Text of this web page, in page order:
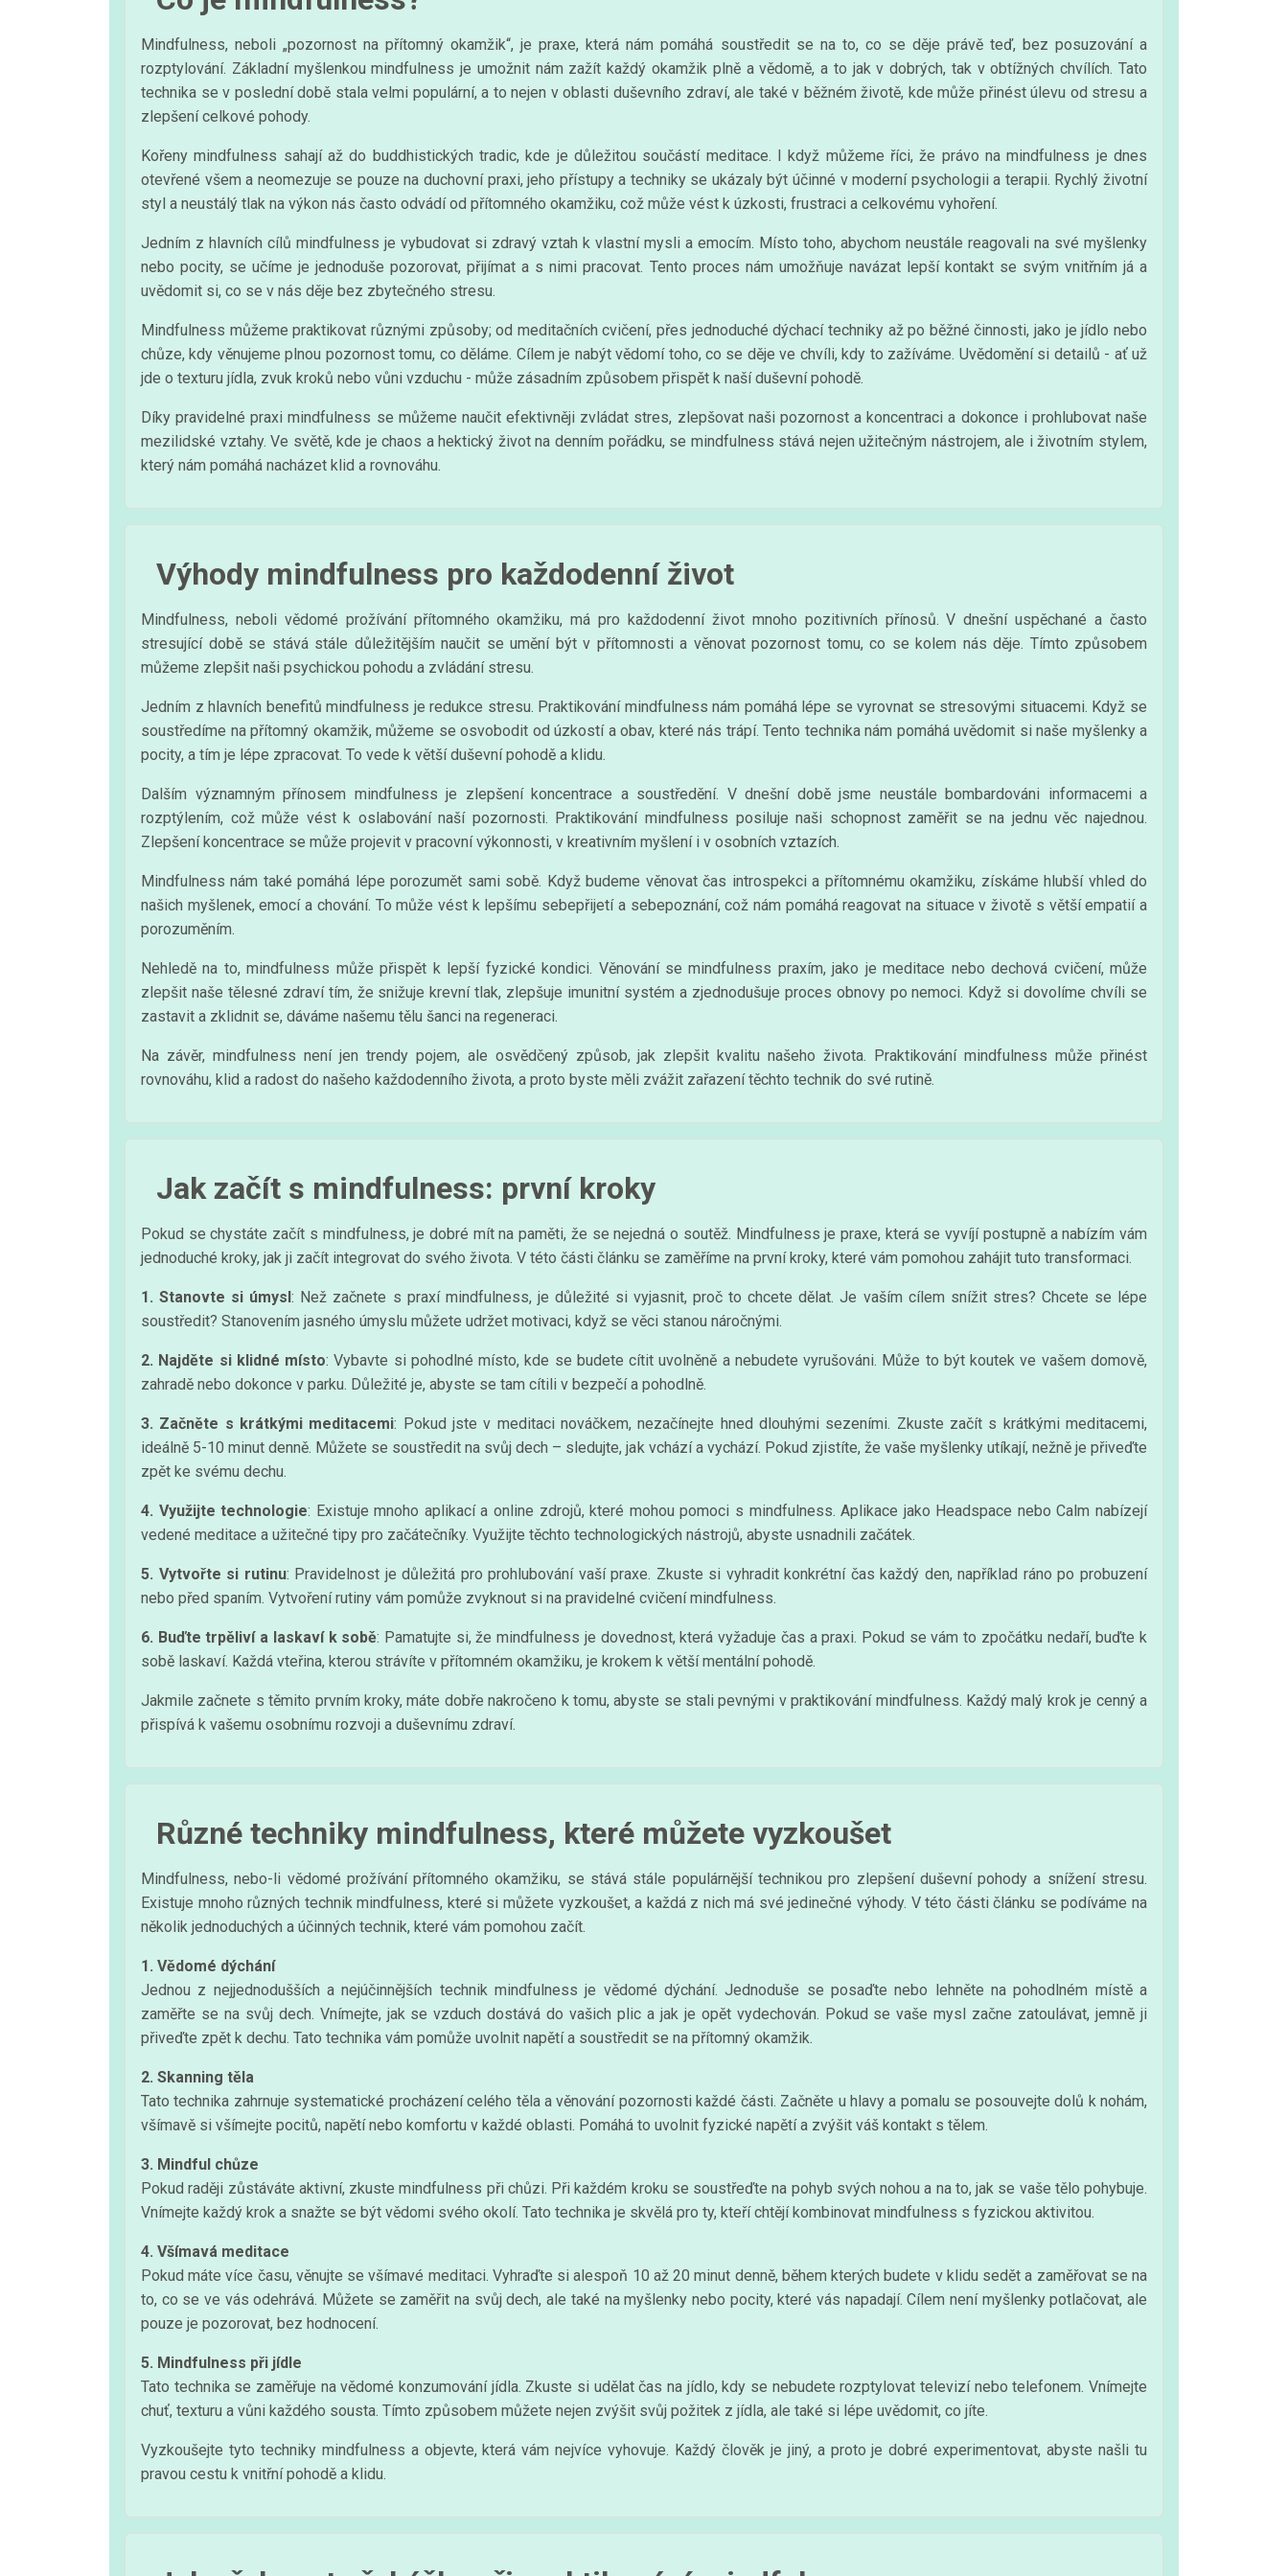
Mindfulness, neboli „pozornost na přítomný okamžik“, je praxe, která nám pomáhá soustředit se na to, co se děje právě teď, bez posuzování a
rozptylování. Základní myšlenkou mindfulness je umožnit nám zažít každý okamžik plně a vědomě, a to jak v dobrých, tak v obtížných chvílích. Tato
technika se v poslední době stala velmi populární, a to nejen v oblasti duševního zdraví, ale také v běžném životě, kde může přinést úlevu od stresu a
zlepšení celkové pohody.
Kořeny mindfulness sahají až do buddhistických tradic, kde je důležitou součástí meditace. I když můžeme říci, že právo na mindfulness je dnes
otevřené všem a neomezuje se pouze na duchovní praxi, jeho přístupy a techniky se ukázaly být účinné v moderní psychologii a terapii. Rychlý životní
styl a neustálý tlak na výkon nás často odvádí od přítomného okamžiku, což může vést k úzkosti, frustraci a celkovému vyhoření.
Jedním z hlavních cílů mindfulness je vybudovat si zdravý vztah k vlastní mysli a emocím. Místo toho, abychom neustále reagovali na své myšlenky
nebo pocity, se učíme je jednoduše pozorovat, přijímat a s nimi pracovat. Tento proces nám umožňuje navázat lepší kontakt se svým vnitřním já a
uvědomit si, co se v nás děje bez zbytečného stresu.
Mindfulness můžeme praktikovat různými způsoby; od meditačních cvičení, přes jednoduché dýchací techniky až po běžné činnosti, jako je jídlo nebo
chůze, kdy věnujeme plnou pozornost tomu, co děláme. Cílem je nabýt vědomí toho, co se děje ve chvíli, kdy to zažíváme. Uvědomění si detailů - ať už
jde o texturu jídla, zvuk kroků nebo vůni vzduchu - může zásadním způsobem přispět k naší duševní pohodě.
Díky pravidelné praxi mindfulness se můžeme naučit efektivněji zvládat stres, zlepšovat naši pozornost a koncentraci a dokonce i prohlubovat naše
mezilidské vztahy. Ve světě, kde je chaos a hektický život na denním pořádku, se mindfulness stává nejen užitečným nástrojem, ale i životním stylem,
který nám pomáhá nacházet klid a rovnováhu.
Výhody mindfulness pro každodenní život
Mindfulness, neboli vědomé prožívání přítomného okamžiku, má pro každodenní život mnoho pozitivních přínosů. V dnešní uspěchané a často
stresující době se stává stále důležitějším naučit se umění být v přítomnosti a věnovat pozornost tomu, co se kolem nás děje. Tímto způsobem
můžeme zlepšit naši psychickou pohodu a zvládání stresu.
Jedním z hlavních benefitů mindfulness je redukce stresu. Praktikování mindfulness nám pomáhá lépe se vyrovnat se stresovými situacemi. Když se
soustředíme na přítomný okamžik, můžeme se osvobodit od úzkostí a obav, které nás trápí. Tento technika nám pomáhá uvědomit si naše myšlenky a
pocity, a tím je lépe zpracovat. To vede k větší duševní pohodě a klidu.
Dalším významným přínosem mindfulness je zlepšení koncentrace a soustředění. V dnešní době jsme neustále bombardováni informacemi a
rozptýlením, což může vést k oslabování naší pozornosti. Praktikování mindfulness posiluje naši schopnost zaměřit se na jednu věc najednou.
Zlepšení koncentrace se může projevit v pracovní výkonnosti, v kreativním myšlení i v osobních vztazích.
Mindfulness nám také pomáhá lépe porozumět sami sobě. Když budeme věnovat čas introspekci a přítomnému okamžiku, získáme hlubší vhled do
našich myšlenek, emocí a chování. To může vést k lepšímu sebepřijetí a sebepoznání, což nám pomáhá reagovat na situace v životě s větší empatií a
porozuměním.
Nehledě na to, mindfulness může přispět k lepší fyzické kondici. Věnování se mindfulness praxím, jako je meditace nebo dechová cvičení, může
zlepšit naše tělesné zdraví tím, že snižuje krevní tlak, zlepšuje imunitní systém a zjednodušuje proces obnovy po nemoci. Když si dovolíme chvíli se
zastavit a zklidnit se, dáváme našemu tělu šanci na regeneraci.
Na závěr, mindfulness není jen trendy pojem, ale osvědčený způsob, jak zlepšit kvalitu našeho života. Praktikování mindfulness může přinést
rovnováhu, klid a radost do našeho každodenního života, a proto byste měli zvážit zařazení těchto technik do své rutině.
Jak začít s mindfulness: první kroky
Pokud se chystáte začít s mindfulness, je dobré mít na paměti, že se nejedná o soutěž. Mindfulness je praxe, která se vyvíjí postupně a nabízím vám
jednoduché kroky, jak ji začít integrovat do svého života. V této části článku se zaměříme na první kroky, které vám pomohou zahájit tuto transformaci.
1. Stanovte si úmysl: Než začnete s praxí mindfulness, je důležité si vyjasnit, proč to chcete dělat. Je vaším cílem snížit stres? Chcete se lépe
soustředit? Stanovením jasného úmyslu můžete udržet motivaci, když se věci stanou náročnými.
2. Najděte si klidné místo: Vybavte si pohodlné místo, kde se budete cítit uvolněně a nebudete vyrušováni. Může to být koutek ve vašem domově,
zahradě nebo dokonce v parku. Důležité je, abyste se tam cítili v bezpečí a pohodlně.
3. Začněte s krátkými meditacemi: Pokud jste v meditaci nováčkem, nezačínejte hned dlouhými sezeními. Zkuste začít s krátkými meditacemi,
ideálně 5-10 minut denně. Můžete se soustředit na svůj dech – sledujte, jak vchází a vychází. Pokud zjistíte, že vaše myšlenky utíkají, nežně je přiveďte
zpět ke svému dechu.
4. Využijte technologie: Existuje mnoho aplikací a online zdrojů, které mohou pomoci s mindfulness. Aplikace jako Headspace nebo Calm nabízejí
vedené meditace a užitečné tipy pro začátečníky. Využijte těchto technologických nástrojů, abyste usnadnili začátek.
5. Vytvořte si rutinu: Pravidelnost je důležitá pro prohlubování vaší praxe. Zkuste si vyhradit konkrétní čas každý den, například ráno po probuzení
nebo před spaním. Vytvoření rutiny vám pomůže zvyknout si na pravidelné cvičení mindfulness.
6. Buďte trpěliví a laskaví k sobě: Pamatujte si, že mindfulness je dovednost, která vyžaduje čas a praxi. Pokud se vám to zpočátku nedaří, buďte k
sobě laskaví. Každá vteřina, kterou strávíte v přítomném okamžiku, je krokem k větší mentální pohodě.
Jakmile začnete s těmito prvním kroky, máte dobře nakročeno k tomu, abyste se stali pevnými v praktikování mindfulness. Každý malý krok je cenný a
přispívá k vašemu osobnímu rozvoji a duševnímu zdraví.
Různé techniky mindfulness, které můžete vyzkoušet
Mindfulness, nebo-li vědomé prožívání přítomného okamžiku, se stává stále populárnější technikou pro zlepšení duševní pohody a snížení stresu.
Existuje mnoho různých technik mindfulness, které si můžete vyzkoušet, a každá z nich má své jedinečné výhody. V této části článku se podíváme na
několik jednoduchých a účinných technik, které vám pomohou začít.
1. Vědomé dýchání
Jednou z nejjednodušších a nejúčinnějších technik mindfulness je vědomé dýchání. Jednoduše se posaďte nebo lehněte na pohodlném místě a
zaměřte se na svůj dech. Vnímejte, jak se vzduch dostává do vašich plic a jak je opět vydechován. Pokud se vaše mysl začne zatoulávat, jemně ji
přiveďte zpět k dechu. Tato technika vám pomůže uvolnit napětí a soustředit se na přítomný okamžik.
2. Skanning těla
Tato technika zahrnuje systematické procházení celého těla a věnování pozornosti každé části. Začněte u hlavy a pomalu se posouvejte dolů k nohám,
všímavě si všímejte pocitů, napětí nebo komfortu v každé oblasti. Pomáhá to uvolnit fyzické napětí a zvýšit váš kontakt s tělem.
3. Mindful chůze
Pokud raději zůstáváte aktivní, zkuste mindfulness při chůzi. Při každém kroku se soustřeďte na pohyb svých nohou a na to, jak se vaše tělo pohybuje.
Vnímejte každý krok a snažte se být vědomi svého okolí. Tato technika je skvělá pro ty, kteří chtějí kombinovat mindfulness s fyzickou aktivitou.
4. Všímavá meditace
Pokud máte více času, věnujte se všímavé meditaci. Vyhraďte si alespoň 10 až 20 minut denně, během kterých budete v klidu sedět a zaměřovat se na
to, co se ve vás odehrává. Můžete se zaměřit na svůj dech, ale také na myšlenky nebo pocity, které vás napadají. Cílem není myšlenky potlačovat, ale
pouze je pozorovat, bez hodnocení.
5. Mindfulness při jídle
Tato technika se zaměřuje na vědomé konzumování jídla. Zkuste si udělat čas na jídlo, kdy se nebudete rozptylovat televizí nebo telefonem. Vnímejte
chuť, texturu a vůni každého sousta. Tímto způsobem můžete nejen zvýšit svůj požitek z jídla, ale také si lépe uvědomit, co jíte.
Vyzkoušejte tyto techniky mindfulness a objevte, která vám nejvíce vyhovuje. Každý člověk je jiný, a proto je dobré experimentovat, abyste našli tu
pravou cestu k vnitřní pohodě a klidu.